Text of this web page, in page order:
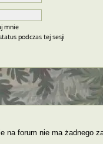
mnie
podczas tej sesji
na forum nie ma żadnego